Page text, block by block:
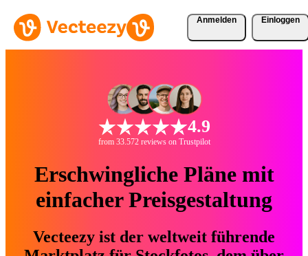
Anmelden Einloggen
4.9
from 33.572 reviews on Trustpilot
Erschwingliche Pläne mit
einfacher Preisgestaltung
Vecteezy ist der weltweit führende